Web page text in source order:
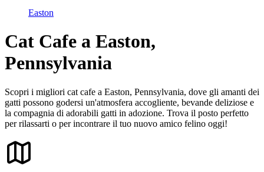
Easton
Cat Cafe a Easton,
Pennsylvania
Scopri i migliori cat cafe a Easton, Pennsylvania, dove gli amanti dei
gatti possono godersi un'atmosfera accogliente, bevande deliziose e
la compagnia di adorabili gatti in adozione. Trova il posto perfetto
per rilassarti o per incontrare il tuo nuovo amico felino oggi!